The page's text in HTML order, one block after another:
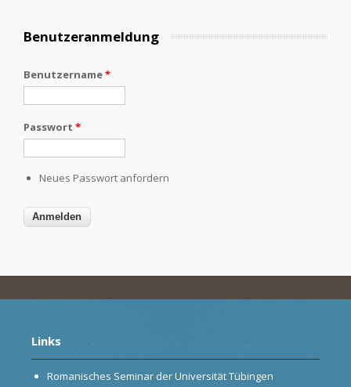
Benutzeranmeldung
Benutzername*
Passwort *
Neues Passwort anfordern
Links
Romanisches Seminar der Universität Tübingen